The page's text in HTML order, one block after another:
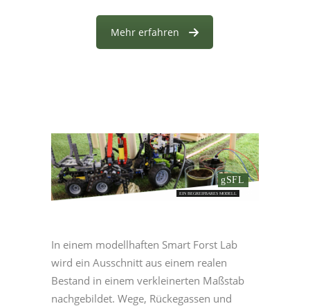
Mehr erfahren
gSFL
EIN BEGREIFBARES MODELL
In einem modellhaften Smart Forst Lab
wird ein Ausschnitt aus einem realen
Bestand in einem verkleinerten Maßstab
nachgebildet. Wege, Rückegassen und